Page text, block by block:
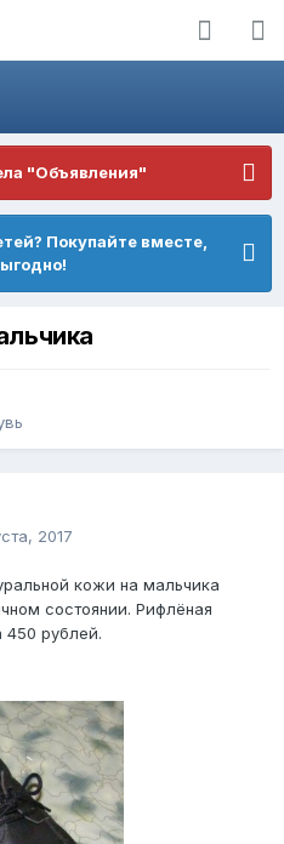
"Объявления"
Покупайте вместе,
2017
кожи на мальчика
состоянии. Рифлёная
450 рублей.